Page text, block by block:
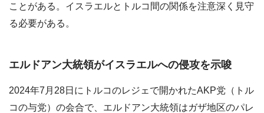
ことがある。イスラエルとトルコ間の関係を注意深く見守
る必要がある。
エルドアン大統領がイスラエルへの侵攻を示唆
2024年7月28日にトルコのレジェで開かれたAKP党（トル
コの与党）の会合で、エルドアン大統領はガザ地区のパレ